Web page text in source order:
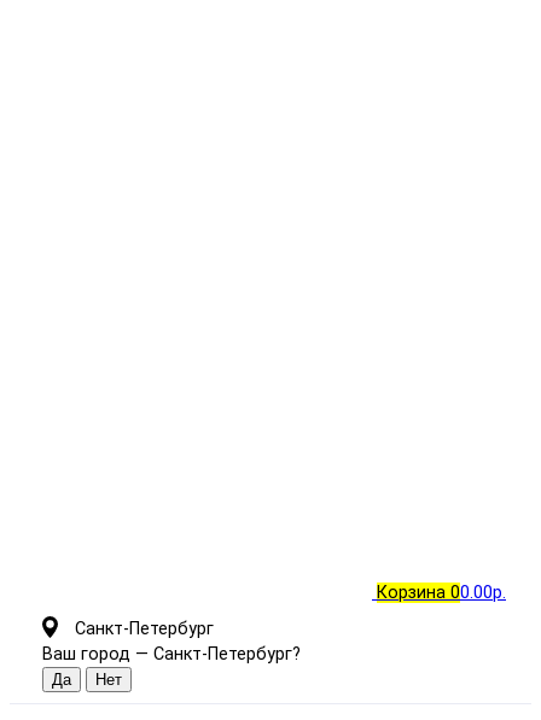
Корзина 00.00р.
Санкт-Петербург
Ваш город — Санкт-Петербург?